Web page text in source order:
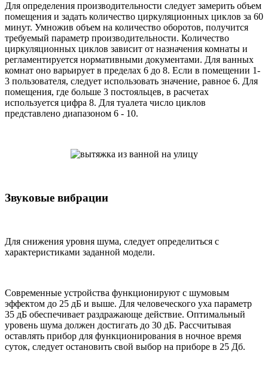
Для определения производительности следует замерить объем
помещения и задать количество циркуляционных циклов за 60
минут. Умножив объем на количество оборотов, получится
требуемый параметр производительности. Количество
циркуляционных циклов зависит от назначения комнаты и
регламентируется нормативными документами. Для ванных
комнат оно варьирует в пределах 6 до 8. Если в помещении 1-
3 пользователя, следует использовать значение, равное 6. Для
помещения, где больше 3 постояльцев, в расчетах
используется цифра 8. Для туалета число циклов
представлено диапазоном 6 - 10.
Звуковые вибрации
Для снижения уровня шума, следует определиться с
характеристиками заданной модели.
Современные устройства функционируют с шумовым
эффектом до 25 дБ и выше. Для человеческого уха параметр
35 дБ обеспечивает раздражающе действие. Оптимальный
уровень шума должен достигать до 30 дБ. Рассчитывая
оставлять прибор для функционирования в ночное время
суток, следует остановить свой выбор на приборе в 25 Дб.